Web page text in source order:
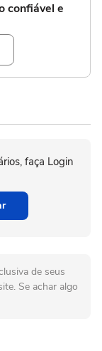
confiável e
faça Login
de seus
Se achar algo